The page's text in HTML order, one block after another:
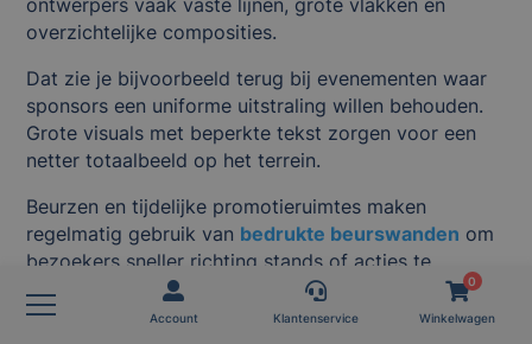
Account Klantenservice
0
Winkelwagen
ontwerpers vaak vaste lijnen, grote vlakken en
overzichtelijke composities.
Dat zie je bijvoorbeeld terug bij evenementen waar
sponsors een uniforme uitstraling willen behouden.
Grote visuals met beperkte tekst zorgen voor een
netter totaalbeeld op het terrein.
Beurzen en tijdelijke promotieruimtes maken
regelmatig gebruik van bedrukte beurswanden om
bezoekers sneller richting stands of acties te
begeleiden.